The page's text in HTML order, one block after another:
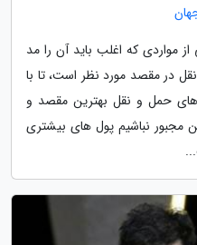
مواردی که اغلب باید آن را مد
در مقصد مورد نظر است، تا با
حمل و نقل بهترین مقصد و
مجبور نباشیم پول های بیشتری